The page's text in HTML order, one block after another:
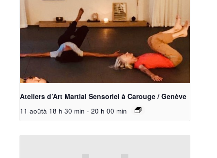
Ateliers d’Art Martial Sensoriel à Carouge / Genève
11 aoûtà 18 h 30 min - 20 h 00 min